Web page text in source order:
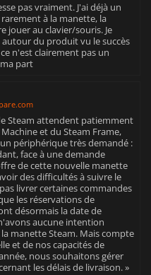
pas vraiment. J'ai déjà un
à la manette, la
jouer au clavier/souris. Je
du produit vu le succès
n'est clairement pas un
part
Steam attendent patiemment
et du Steam Frame,
périphérique très demandé :
face à une demande
de cette nouvelle manette
des difficultés à suivre le
livrer certaines commandes
les réservations de
désormais la date de
aucune intention
manette Steam. Mais compte
et de nos capacités de
nous souhaitons gérer
les délais de livraison. »